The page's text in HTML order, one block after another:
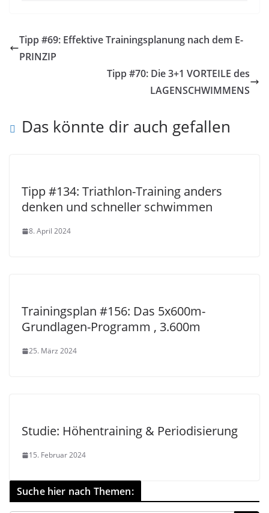
Tipp #69: Effektive Trainingsplanung nach dem E-
PRINZIP
Tipp #70: Die 3+1 VORTEILE des
LAGENSCHWIMMENS
Das könnte dir auch gefallen
Tipp #134: Triathlon-Training anders
denken und schneller schwimmen
8. April 2024
Trainingsplan #156: Das 5x600m-
Grundlagen-Programm , 3.600m
25. März 2024
Studie: Höhentraining & Periodisierung
15. Februar 2024
Suche hier nach Themen: